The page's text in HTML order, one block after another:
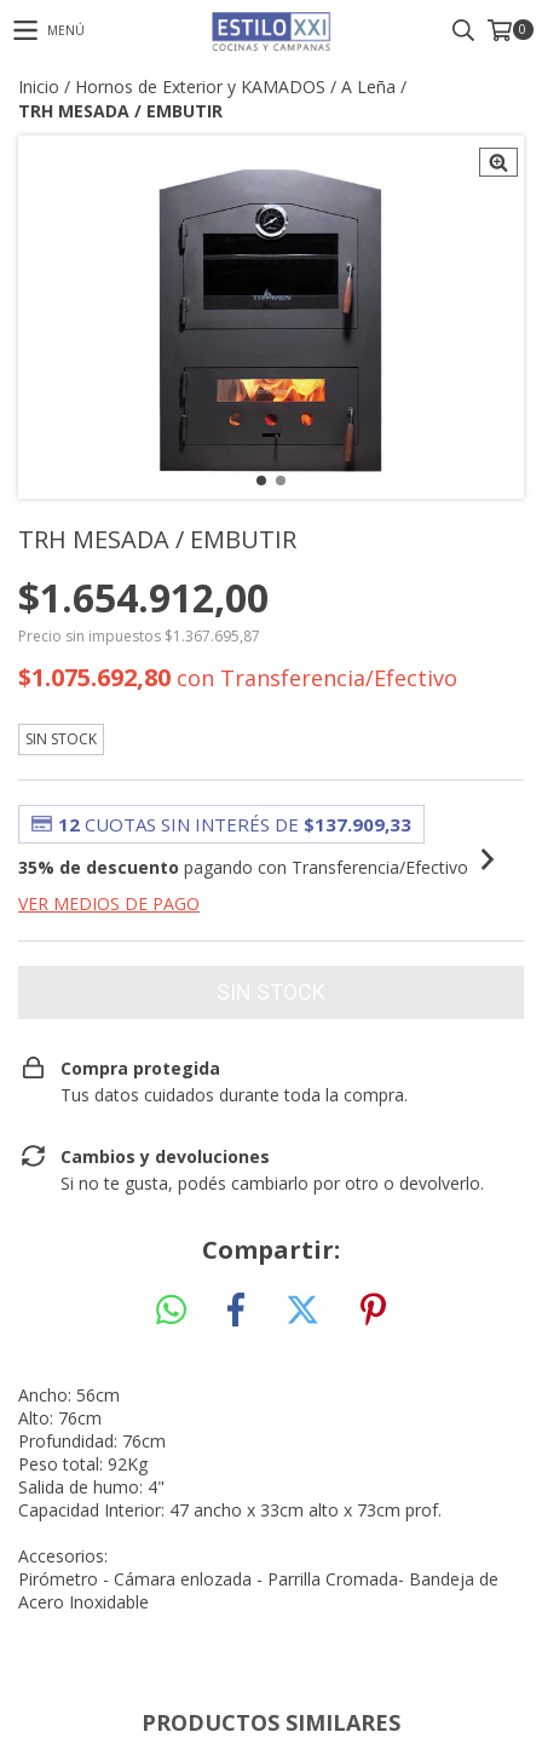
MENÚ 0
Inicio / Hornos de Exterior y KAMADOS / A Leña /
TRH MESADA / EMBUTIR
TRH MESADA / EMBUTIR
$1.654.912,00
Precio sin impuestos $1.367.695,87
$1.075.692,80 con Transferencia/Efectivo
SIN STOCK
12 CUOTAS SIN INTERÉS DE $137.909,33
35% de descuento pagando con Transferencia/Efectivo
VER MEDIOS DE PAGO
Compra protegida
Tus datos cuidados durante toda la compra.
Cambios y devoluciones
Si no te gusta, podés cambiarlo por otro o devolverlo.
Compartir:
Ancho: 56cm
Alto: 76cm
Profundidad: 76cm
Peso total: 92Kg
Salida de humo: 4"
Capacidad Interior: 47 ancho x 33cm alto x 73cm prof.
Accesorios:
Pirómetro - Cámara enlozada - Parrilla Cromada- Bandeja de
Acero Inoxidable
PRODUCTOS SIMILARES